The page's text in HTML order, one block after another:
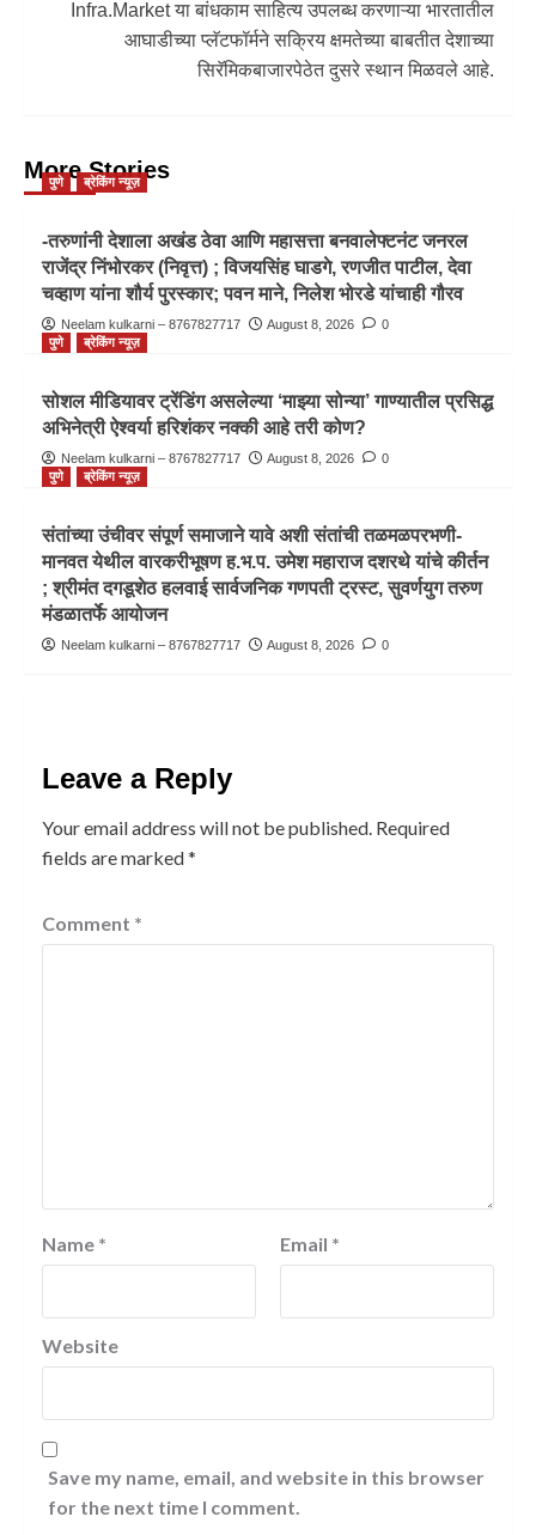
Infra.Market या बांधकाम साहित्य उपलब्ध करणाऱ्या भारतातील
आघाडीच्या प्लॅटफॉर्मने सक्रिय क्षमतेच्या बाबतीत देशाच्या
सिरॅमिकबाजारपेठेत दुसरे स्थान मिळवले आहे.
More Stories
पुणे ब्रेकिंग न्यूज़
-तरुणांनी देशाला अखंड ठेवा आणि महासत्ता बनवालेफ्टनंट जनरल
राजेंद्र निंभोरकर (निवृत्त) ; विजयसिंह घाडगे, रणजीत पाटील, देवा
चव्हाण यांना शौर्य पुरस्कार; पवन माने, निलेश भोरडे यांचाही गौरव
Neelam kulkarni – 8767827717 August 8, 2026
0
पुणे
ब्रेकिंग न्यूज़
सोशल मीडियावर ट्रेंडिंग असलेल्या ‘माझ्या सोन्या’ गाण्यातील प्रसिद्ध
अभिनेत्री ऐश्वर्या हरिशंकर नक्की आहे तरी कोण?
Neelam kulkarni – 8767827717 August 8, 2026
0
पुणे
ब्रेकिंग न्यूज़
संतांच्या उंचीवर संपूर्ण समाजाने यावे अशी संतांची तळमळपरभणी-
मानवत येथील वारकरीभूषण ह.भ.प. उमेश महाराज दशरथे यांचे कीर्तन
; श्रीमंत दगडूशेठ हलवाई सार्वजनिक गणपती ट्रस्ट, सुवर्णयुग तरुण
मंडळातर्फे आयोजन
Neelam kulkarni – 8767827717 August 8, 2026 0
Leave a Reply
Your email address will not be published. Required
fields are marked*
Comment *
Name * Email *
Website
Save my name, email, and website in this browser
for the next time I comment.